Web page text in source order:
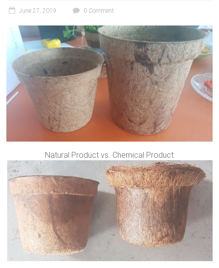
June 27, 2019 0 Comment
Natural Product vs. Chemical Product